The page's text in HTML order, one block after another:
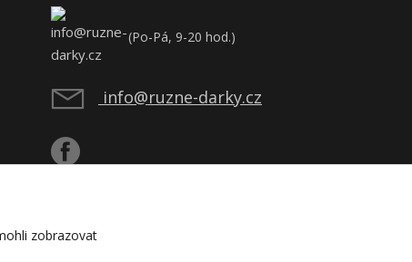
(Po-Pá, 9-20 hod.)
info@ruzne-darky.cz
zobrazovat